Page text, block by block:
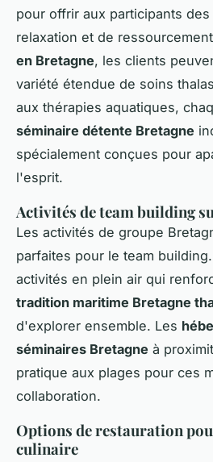
pour offrir aux participants
relaxation et de
en Bretagne, les clients
variété étendue de soins
aux thérapies aquatiques,
séminaire détente Bretagne
spécialement conçues pour
l'esprit.
Activités de team building
Les activités de groupe
parfaites pour le team
activités en plein air qui
tradition maritime Bretagne
d'explorer ensemble. Les
séminaires Bretagne à
pratique aux plages pour ces
collaboration.
Options de restauration
culinaire